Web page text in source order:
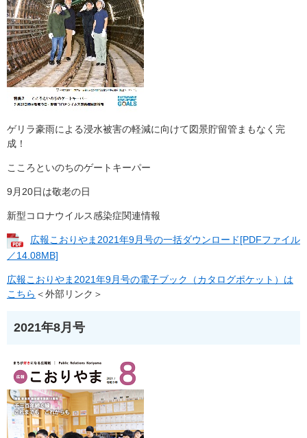
ゲリラ豪雨による浸水被害の軽減に向けて図景貯留管まもなく完
成！
こころといのちのゲートキーパー
9月20日は敬老の日
新型コロナウイルス感染症関連情報
広報こおりやま2021年9月号の一括ダウンロード[PDFファイル
／14.08MB]
広報こおりやま2021年9月号の電子ブック（カタログポケット）は
こちら ＜外部リンク＞
2021年8月号